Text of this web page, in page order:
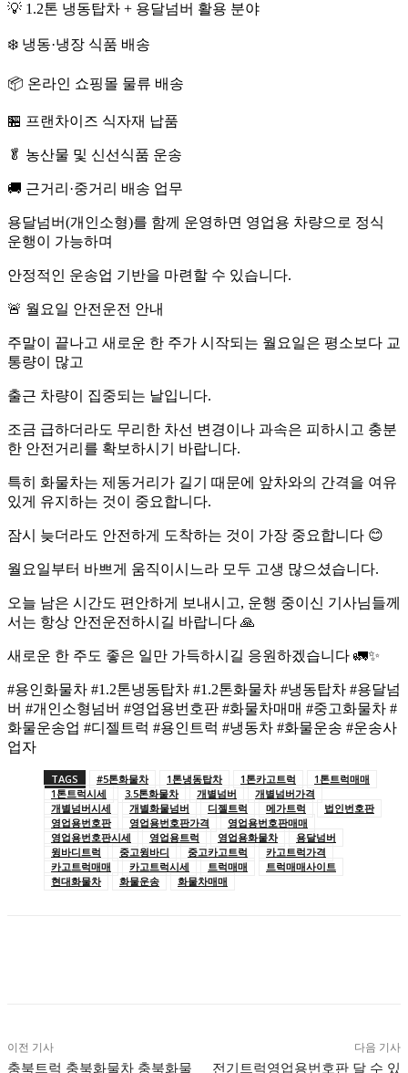
💡 1.2톤 냉동탑차 + 용달넘버 활용 분야
❄️ 냉동·냉장 식품 배송
📦 온라인 쇼핑몰 물류 배송
🏪 프랜차이즈 식자재 납품
🥬 농산물 및 신선식품 운송
🚚 근거리·중거리 배송 업무
용달넘버(개인소형)를 함께 운영하면 영업용 차량으로 정식
운행이 가능하며
안정적인 운송업 기반을 마련할 수 있습니다.
🚨 월요일 안전운전 안내
주말이 끝나고 새로운 한 주가 시작되는 월요일은 평소보다 교
통량이 많고
출근 차량이 집중되는 날입니다.
조금 급하더라도 무리한 차선 변경이나 과속은 피하시고 충분
한 안전거리를 확보하시기 바랍니다.
특히 화물차는 제동거리가 길기 때문에 앞차와의 간격을 여유
있게 유지하는 것이 중요합니다.
잠시 늦더라도 안전하게 도착하는 것이 가장 중요합니다 😊
월요일부터 바쁘게 움직이시느라 모두 고생 많으셨습니다.
오늘 남은 시간도 편안하게 보내시고, 운행 중이신 기사님들께
서는 항상 안전운전하시길 바랍니다 🙏
새로운 한 주도 좋은 일만 가득하시길 응원하겠습니다 🚛✨
#용인화물차 #1.2톤냉동탑차 #1.2톤화물차 #냉동탑차 #용달넘
버 #개인소형넘버 #영업용번호판 #화물차매매 #중고화물차 #
화물운송업 #디젤트럭 #용인트럭 #냉동차 #화물운송 #운송사
업자
TAGS #5톤화물차 1톤냉동탑차 1톤카고트럭
1톤트럭매매
1톤트럭시세
3.5톤화물차 개별넘버
개별넘버가격
개별넘버시세
개별화물넘버 디젤트럭 메가트럭
법인번호판
영업용번호판
영업용번호판가격
영업용번호판매매
영업용번호판시세
영업용트럭 영업용화물차
용달넘버
윙바디트럭
중고윙바디 중고카고트럭
카고트럭가격
카고트럭매매
카고트럭시세 트럭매매
트럭매매사이트
현대화물차
화물운송 화물차매매
이전 기사
충북트럭 충북화물차 충북화물
다음 기사
전기트럭영업용번호판 달 수 있